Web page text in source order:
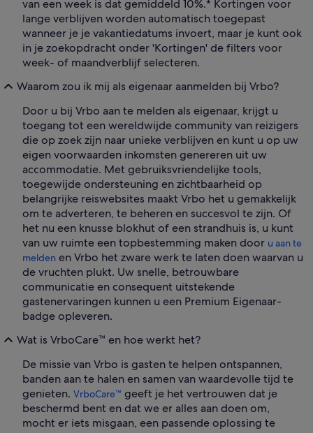
van een week is dat gemiddeld 10%.* Kortingen voor
lange verblijven worden automatisch toegepast
wanneer je je vakantiedatums invoert, maar je kunt ook
in je zoekopdracht onder 'Kortingen' de filters voor
week- of maandverblijf selecteren.
Waarom zou ik mij als eigenaar aanmelden bij Vrbo?
Door u bij Vrbo aan te melden als eigenaar, krijgt u
toegang tot een wereldwijde community van reizigers
die op zoek zijn naar unieke verblijven en kunt u op uw
eigen voorwaarden inkomsten genereren uit uw
accommodatie. Met gebruiksvriendelijke tools,
toegewijde ondersteuning en zichtbaarheid op
belangrijke reiswebsites maakt Vrbo het u gemakkelijk
om te adverteren, te beheren en succesvol te zijn. Of
het nu een knusse blokhut of een strandhuis is, u kunt
van uw ruimte een topbestemming maken door u aan te
melden en Vrbo het zware werk te laten doen waarvan u
de vruchten plukt. Uw snelle, betrouwbare
communicatie en consequent uitstekende
gastenervaringen kunnen u een Premium Eigenaar-
badge opleveren.
Wat is VrboCare™ en hoe werkt het?
De missie van Vrbo is gasten te helpen ontspannen,
banden aan te halen en samen van waardevolle tijd te
genieten. VrboCare™ geeft je het vertrouwen dat je
beschermd bent en dat we er alles aan doen om,
mocht er iets misgaan, een passende oplossing te